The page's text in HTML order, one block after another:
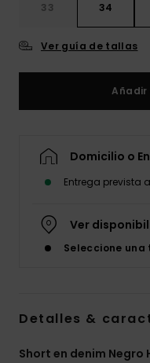
33 34
Ver guía de tallas
Domicilio o
Entrega prevista
Ver
Seleccione
Detalles &
Short en denim Negro